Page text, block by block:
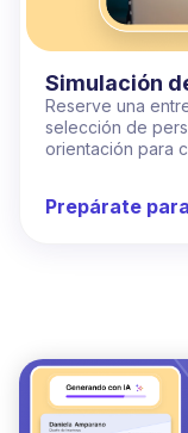
Simulación
Reserve una
selección de
orientación para
Prepárate